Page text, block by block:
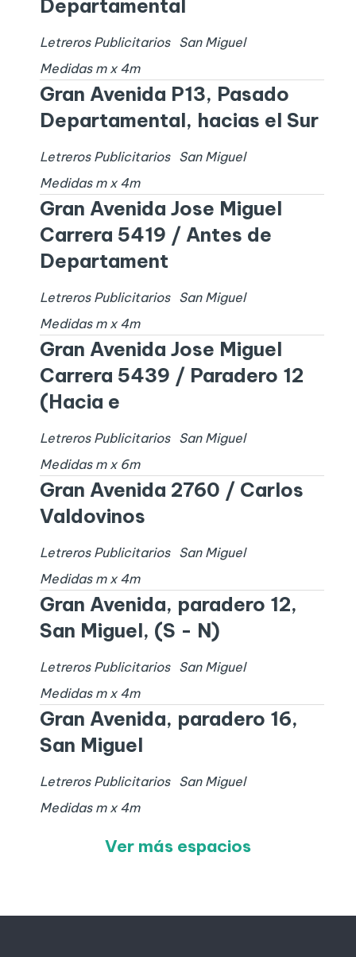
Departamental
Letreros Publicitarios
San Miguel
Medidas m x 4m
Gran Avenida P13, Pasado
Departamental, hacias el Sur
Letreros Publicitarios
San Miguel
Medidas m x 4m
Gran Avenida Jose Miguel
Carrera 5419 / Antes de
Departament
Letreros Publicitarios
San Miguel
Medidas m x 4m
Gran Avenida Jose Miguel
Carrera 5439 / Paradero 12
(Hacia e
Letreros Publicitarios
San Miguel
Medidas m x 6m
Gran Avenida 2760 / Carlos
Valdovinos
Letreros Publicitarios
San Miguel
Medidas m x 4m
Gran Avenida, paradero 12,
San Miguel, (S - N)
Letreros Publicitarios
San Miguel
Medidas m x 4m
Gran Avenida, paradero 16,
San Miguel
Letreros Publicitarios
San Miguel
Medidas m x 4m
Ver más espacios